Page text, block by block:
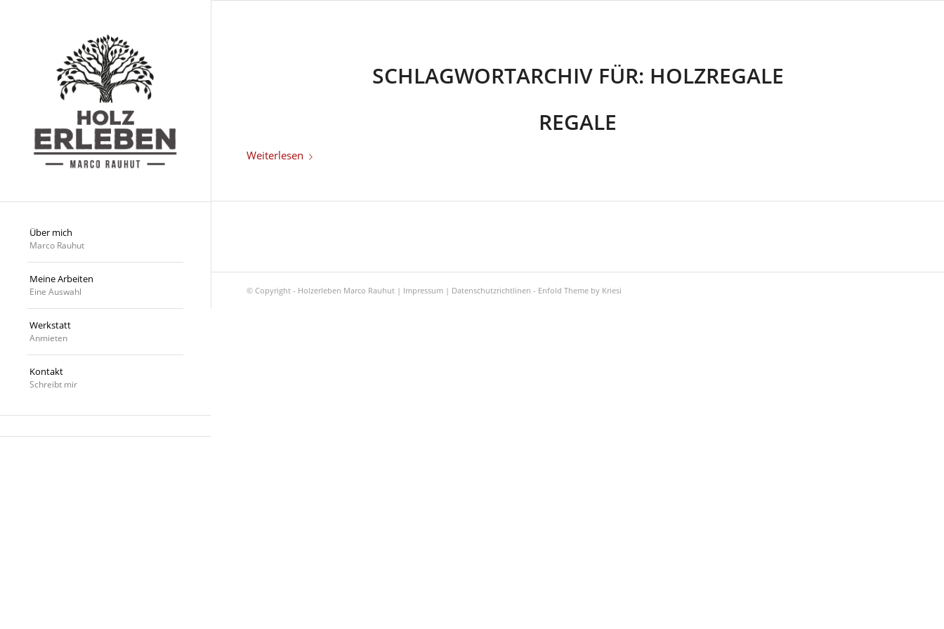
Über mich
Marco Rauhut
Meine Arbeiten
Eine Auswahl
Werkstatt
Anmieten
Kontakt
Schreibt mir
SCHLAGWORTARCHIV FÜR: HOLZREGALE
REGALE
Weiterlesen
© Copyright - Holzerleben Marco Rauhut | Impressum | Datenschutzrichtlinen - Enfold Theme by Kriesi